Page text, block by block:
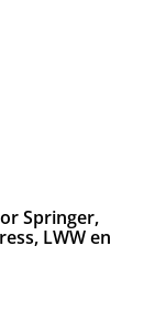
Springer,
LWW en